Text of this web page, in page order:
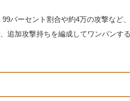
パーセント割合や約4万の攻撃など、
追加攻撃持ちを編成してワンパンす